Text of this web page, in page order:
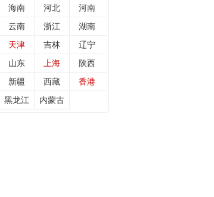
海南 河北
河南
云南 浙江
湖南
天津 吉林
辽宁
山东 上海
陕西
新疆 西藏
香港
黑龙江 内蒙古